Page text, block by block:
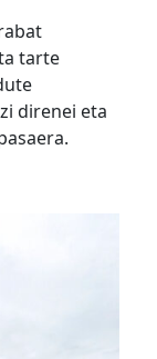
tarte
direnei eta